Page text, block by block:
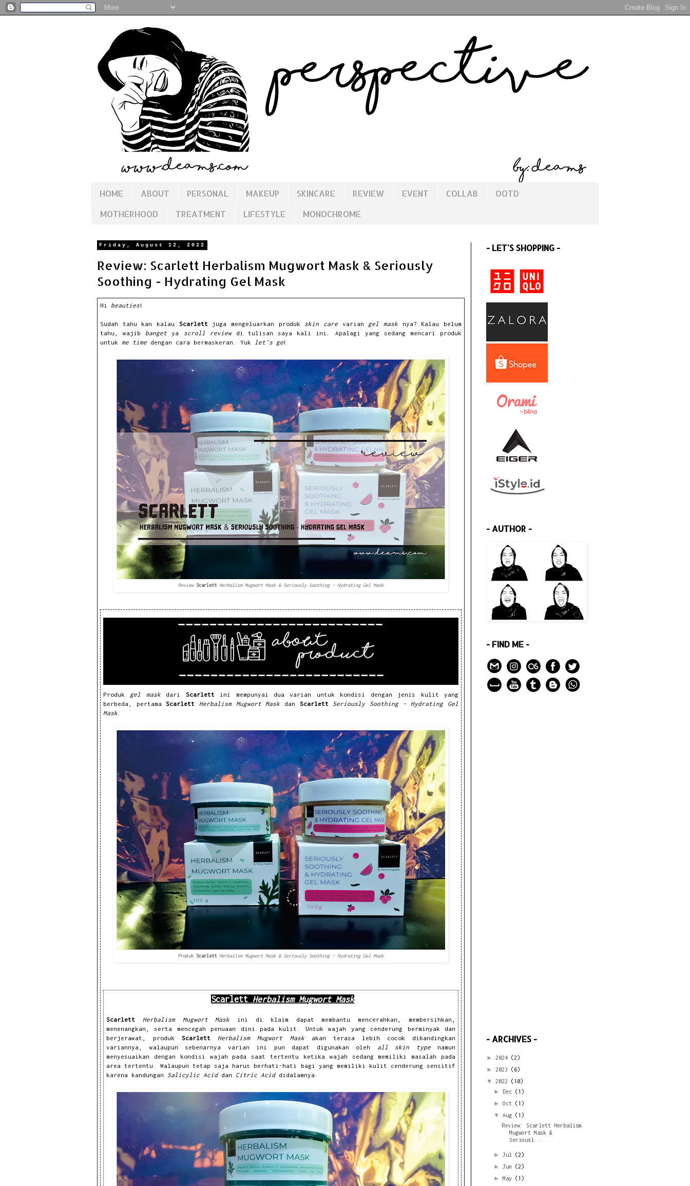
HOME ABOUT PERSONAL MAKEUP SKINCARE REVIEW EVENT COLLAB
OOTD
MOTHERHOOD
TREATMENT LIFESTYLE MONOCHROME
Friday, August 12, 2022
Review: Scarlett Herbalism Mugwort Mask & Seriously
Soothing - Hydrating Gel Mask
Hi beauties!
Sudah tahu kan kalau Scarlettjuga mengeluarkan produk skin care varian gel mask nya? Kalau belum
tahu, wajib banget ya scroll reviewdi tulisan saya kali ini. Apalagi yang sedang mencari produk
untuk me time dengan cara bermaskeran. Yuk let's go!
Review Scarlett Herbalism Mugwort Mask & Seriously Soothing - Hydrating Gel Mask
Produk gel mask dari Scarlett ini mempunyai dua varian untuk kondisi dengan jenis kulit yang
berbeda, pertamaScarlettHerbalism Mugwort Mask dan Scarlett Seriously Soothing - Hydrating Gel
Mask.
Produk Scarlett Herbalism Mugwort Mask & Seriously Soothing - Hydrating Gel Mask
Scarlett Herbalism Mugwort Mask
Scarlett Herbalism Mugwort Mask ini di klaim dapat membantu mencerahkan, membersihkan,
menenangkan, serta mencegah penuaan dini pada kulit. Untuk wajah yang cenderung berminyak dan
berjerawat, produkScarlett Herbalism Mugwort Mask akan terasa lebih cocok dibandingkan
variannya, walaupun sebenarnya varian ini pun dapat digunakan oleh
all skin typenamun
menyesuaikan dengan kondisi wajah pada saat tertentu ketika wajah sedang memiliki masalah pada
area tertentu. Walaupun tetap saja harus berhati-hati bagi yang memiliki kulit cenderung sensitif
karena kandungan Salicylic Acid dan Citric Acid didalamnya.
- LET'S SHOPPING -
- AUTHOR -
- FIND ME -
- ARCHIVES -
► 2024 (2)
► 2023 (6)
▼ 2022 (10)
► Dec (1)
►Oct (1)
▼Aug (1)
Review: Scarlett Herbalism
Mugwort Mask &
Seriousl...
►Jul (2)
►Jun (2)
►May (1)